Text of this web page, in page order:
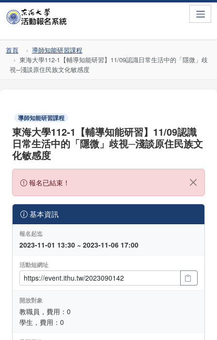
首頁
導師知能研習課程
東海大學112-1【輔導知能研習】11/09認識日常生活中的「隱微」歧
視─淺談原住民族文化敏感度
導師知能研習課程
東海大學112-1【輔導知能研習】11/09認識
日常生活中的「隱微」歧視─淺談原住民族文
化敏感度
報名已結束！
基本資訊
報名起迄
2023-11-01 13:30 ~ 2023-11-06 17:00
活動短網址
開放對象
教職員，費用：0
學生，費用：0